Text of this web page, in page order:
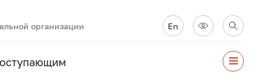
организации En